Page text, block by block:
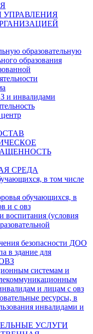
УПРАВЛЕНИЯ
образовательную
образования
и инвалидами
СРЕДА
в том числе
обучающихся, в
и с овз
воспитания (условия
безопасности ДОО
в здание для
системам и
и лицам с овз
ресурсы, в
инвалидами и
УСЛУГИ